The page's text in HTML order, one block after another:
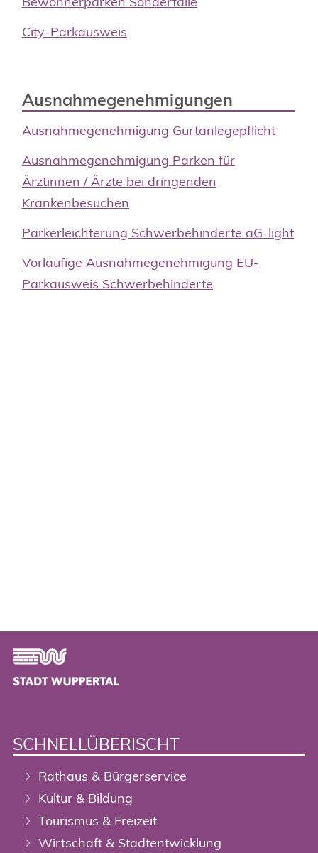
City-Parkausweis
Ausnahmegenehmigungen
Ausnahmegenehmigung Gurtanlegepflicht
Ausnahmegenehmigung Parken für
Ärztinnen / Ärzte bei dringenden
Krankenbesuchen
Parkerleichterung Schwerbehinderte aG-light
Vorläufige Ausnahmegenehmigung EU-
Parkausweis Schwerbehinderte
Footer
SCHNELLÜBERISCHT
Rathaus & Bürgerservice
Kultur & Bildung
Tourismus & Freizeit
Wirtschaft & Stadtentwicklung